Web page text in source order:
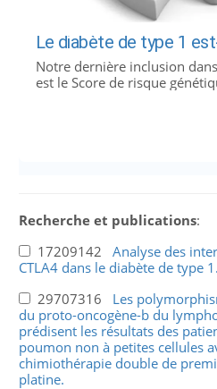
Le diabète de type 1
Notre dernière inclusion
est le Score de risque
Recherche et publications:
17209142 Analyse des
CTLA4 dans le diabète de type 1.
29707316 Les
du proto-oncogène-b du
prédisent les résultats des
poumon non à petites cellules
chimiothérapie double de
platine.